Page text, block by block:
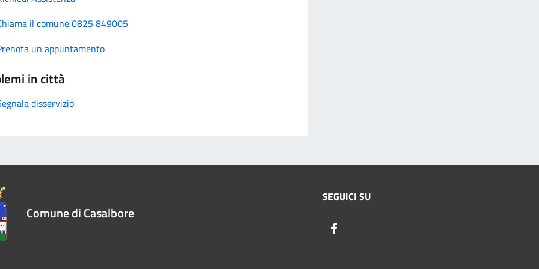
il comune 0825 849005
un appuntamento
in città
disservizio
Comune di Casalbore
SEGUICI SU